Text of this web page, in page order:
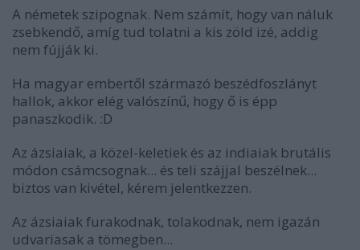
A németek szipognak. Nem számít, hogy van náluk
zsebkendő, amíg tud tolatni a kis zöld izé, addig
nem fújják ki.
Ha magyar embertől származó beszédfoszlányt
hallok, akkor elég valószínű, hogy ő is épp
panaszkodik. :D
Az ázsiaiak, a közel-keletiek és az indiaiak brutális
módon csámcsognak... és teli szájjal beszélnek...
biztos van kivétel, kérem jelentkezzen.
Az ázsiaiak furakodnak, tolakodnak, nem igazán
udvariasak a tömegben...